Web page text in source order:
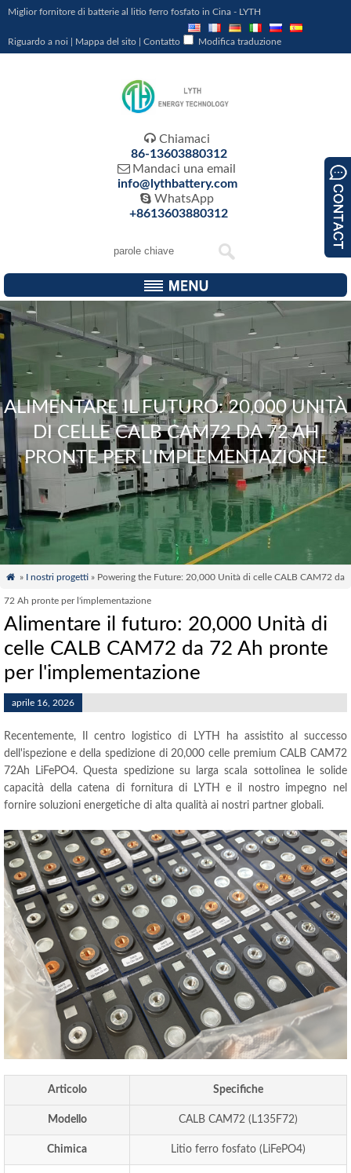
Miglior fornitore di batterie al litio ferro fosfato in Cina - LYTH
Riguardo a noi Mappa del sito Contatto Modifica traduzione
 Chiamaci
86-13603880312
 Mandaci una email
info@lythbattery.com
 WhatsApp
+8613603880312
ALIMENTARE IL FUTURO: 20,000 UNITÀ
DI CELLE CALB CAM72 DA 72 AH
PRONTE PER L'IMPLEMENTAZIONE
 » I nostri progetti » Powering the Future: 20,000 Unità di celle CALB CAM72 da
72 Ah pronte per l'implementazione
Alimentare il futuro: 20,000 Unità di
celle CALB CAM72 da 72 Ah pronte
per l'implementazione
aprile 16, 2026
Recentemente, Il centro logistico di LYTH ha assistito al successo
dell'ispezione e della spedizione di 20,000 celle premium CALB CAM72
72Ah LiFePO4. Questa spedizione su larga scala sottolinea le solide
capacità della catena di fornitura di LYTH e il nostro impegno nel
fornire soluzioni energetiche di alta qualità ai nostri partner globali.
Articolo Specifiche
Modello CALB CAM72 (L135F72)
Chimica Litio ferro fosfato (LiFePO4)